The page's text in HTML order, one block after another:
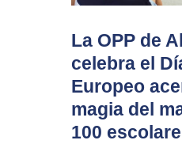
La OPP de
celebra el
Europeo
magia del
100